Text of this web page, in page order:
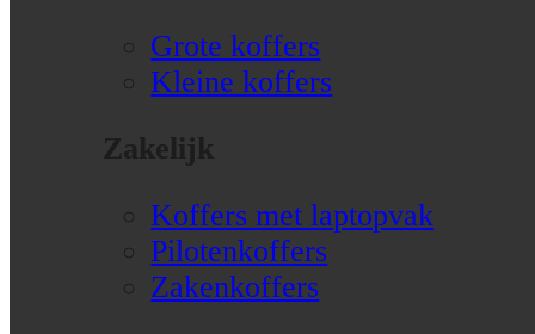
Grote koffers
Kleine koffers
Zakelijk
Koffers met laptopvak
Pilotenkoffers
Zakenkoffers